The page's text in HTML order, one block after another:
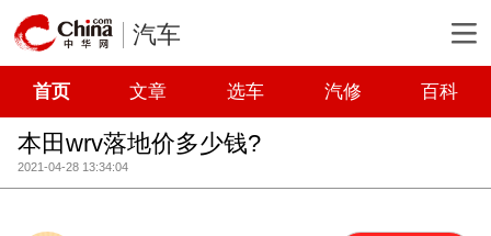
汽车
首页 文章 选车 汽修 百科
本田wrv落地价多少钱?
2021-04-28 13:34:04